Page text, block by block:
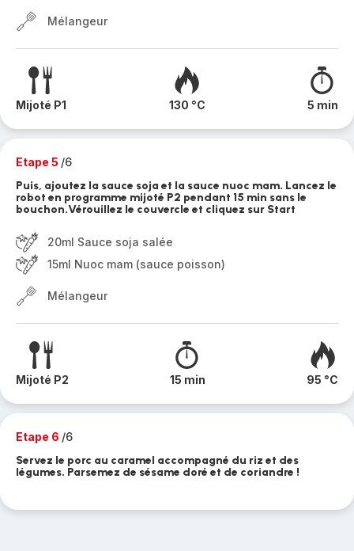
Mélangeur
Mijoté P1 130 °C 5 min
Etape 5 /6
Puis, ajoutez la sauce soja et la sauce nuoc mam. Lancez le
robot en programme mijoté P2 pendant 15 min sans le
bouchon.Vérouillez le couvercle et cliquez sur Start
20ml Sauce soja salée
15ml Nuoc mam (sauce poisson)
Mélangeur
Mijoté P2 15 min 95 °C
Etape 6 /6
Servez le porc au caramel accompagné du riz et des
légumes. Parsemez de sésame doré et de coriandre !